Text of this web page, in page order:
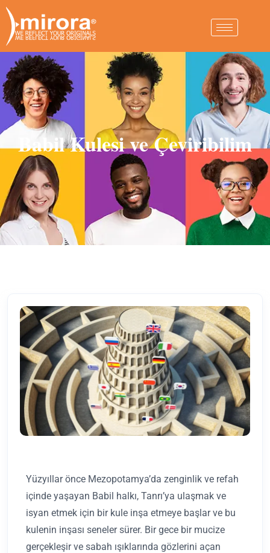
Babil Kulesi ve Çeviribilim
Yüzyıllar önce Mezopotamya’da zenginlik ve refah
içinde yaşayan Babil halkı, Tanrı’ya ulaşmak ve
isyan etmek için bir kule inşa etmeye başlar ve bu
kulenin inşası seneler sürer. Bir gece bir mucize
gerçekleşir ve sabah ışıklarında gözlerini açan